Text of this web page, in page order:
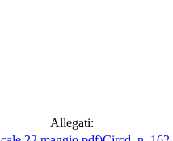
Allegati: